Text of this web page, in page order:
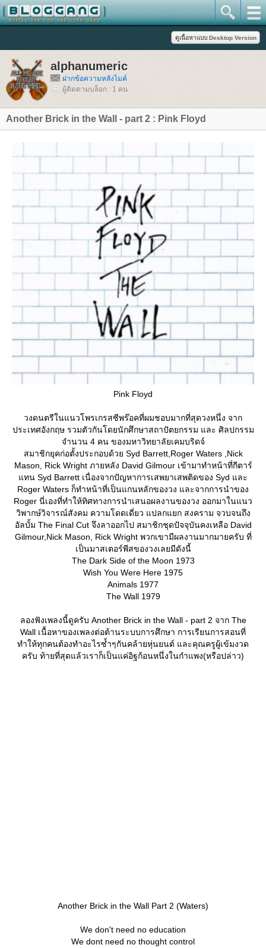
alphanumeric
ฝากข้อความหลังไมค์
ผู้ติดตามบล็อก : 1 คน
Another Brick in the Wall - part 2 : Pink Floyd
Pink Floyd
วงดนตรีในแนวโพรเกรสซีพร๊อคที่ผมชอบมากที่สุดวงหนึ่ง จาก
ประเทศอังกฤษ รวมตัวกันโดยนักศึกษาสถาปัตยกรรม และ ศิลปกรรม
จำนวน 4 คน ของมหาวิทยาลัยเคมบริดจ์
สมาชิกยุคก่อตั้งประกอบด้วย Syd Barrett,Roger Waters ,Nick
Mason, Rick Wright ภายหลัง David Gilmour เข้ามาทำหน้าที่กีตาร์
ทน Syd Barrett เนื่องจากปัญหาการเสพยาเสพติดของ Syd และ
Roger Waters ก็ทำหน้าที่เป็นแกนหลักของวง และจากการนำของ
Roger นี่เองที่ทำให้ทิศทางการนำเสนอผลงานของวง ออกมาในแนว
วิพากษ์วิจารณ์สังคม ความโดดเดี่ยว แปลกแยก สงคราม จวบจนถึง
อัลบั้ม The Final Cut จึงลาออกไป สมาชิกชุดปัจจุบันคงเหลือ David
Gilmour,Nick Mason, Rick Wright พวกเขามีผลงานมากมายครับ ที่
เป็นมาสเตอร์พีสของวงเลยมีดังนี้
The Dark Side of the Moon 1973
Wish You Were Here 1975
Animals 1977
The Wall 1979
ลองฟังเพลงนี้ดูครับ Another Brick in the Wall - part 2 จาก The
Wall เนื้อหาของเพลงต่อต้านระบบการศึกษา การเรียนการสอนที่
ทำให้ทุกคนต้องทำอะไรซ้ำๆกันคล้ายหุ่นยนต์ และคุณครูผู้เข้มงวด
ครับ ท้ายที่สุดแล้วเราก็เป็นแค่อิฐก้อนหนึ่งในกำแพง(หรือปล่าว)
Another Brick in the Wall Part 2 (Waters)
We don't need no education
We dont need no thought control